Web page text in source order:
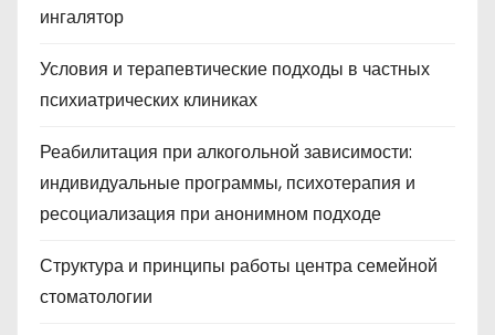
ингалятор
Условия и терапевтические подходы в частных
психиатрических клиниках
Реабилитация при алкогольной зависимости:
индивидуальные программы, психотерапия и
ресоциализация при анонимном подходе
Структура и принципы работы центра семейной
стоматологии